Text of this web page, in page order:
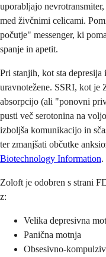
uporabljajo
med živčnimi celicami.
počutje" messenger, ki
spanje in apetit.
Pri stanjih, kot sta
uravnotežene. SSRI, kot je
absorpcijo (ali "ponovni
pusti več serotonina na
izboljša komunikacijo in
ter zmanjšati občutke
Biotechnology Information.
Zoloft je odobren s strani
z:
Velika depresivna
Panična motnja
Obsesivno-